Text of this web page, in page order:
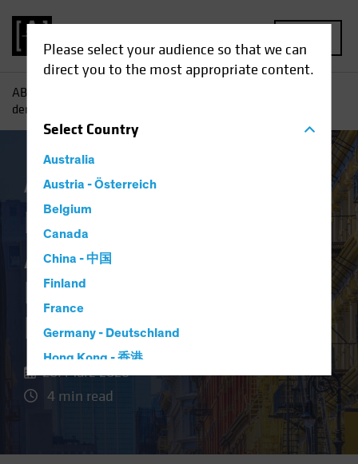
Please select your audience so that we can
direct you to the most appropriate content.
SelectCountry
Australia
Austria - Österreich
Belgium
Canada
China - 中国
Finland
France
Germany - Deutschland
Hong Kong - 香港
Japan - 日本
AB
der „Old Economy“ bekennen Farbe
Aktien Blog
Endlich im Blickfeld?
Aktien der „Old
Economy“ bekennen
Farbe
20. März 2026
4 min read